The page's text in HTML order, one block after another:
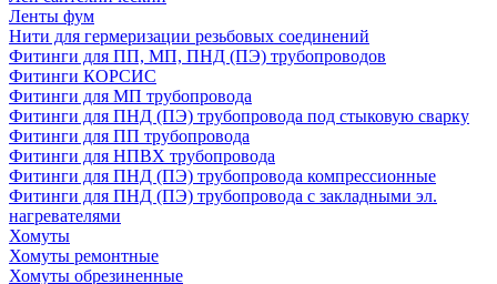
Ленты фум
Нити для гермеризации резьбовых соединений
Фитинги для ПП, МП, ПНД (ПЭ) трубопроводов
Фитинги КОРСИС
Фитинги для МП трубопровода
Фитинги для ПНД (ПЭ) трубопровода под стыковую сварку
Фитинги для ПП трубопровода
Фитинги для НПВХ трубопровода
Фитинги для ПНД (ПЭ) трубопровода компрессионные
Фитинги для ПНД (ПЭ) трубопровода с закладными эл.
нагревателями
Хомуты
Хомуты ремонтные
Хомуты обрезиненные